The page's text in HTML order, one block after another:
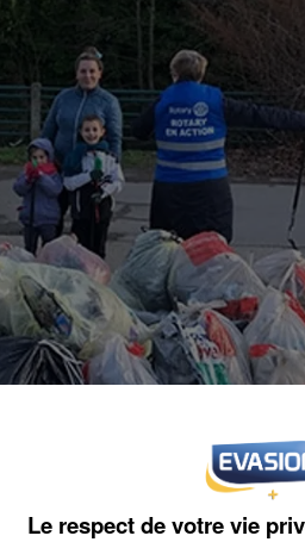
Le respect de votre vie